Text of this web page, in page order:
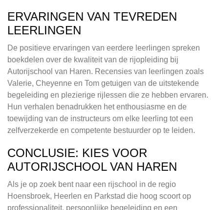
ERVARINGEN VAN TEVREDEN
LEERLINGEN
De positieve ervaringen van eerdere leerlingen spreken
boekdelen over de kwaliteit van de rijopleiding bij
Autorijschool van Haren. Recensies van leerlingen zoals
Valerie, Cheyenne en Tom getuigen van de uitstekende
begeleiding en plezierige rijlessen die ze hebben ervaren.
Hun verhalen benadrukken het enthousiasme en de
toewijding van de instructeurs om elke leerling tot een
zelfverzekerde en competente bestuurder op te leiden.
CONCLUSIE: KIES VOOR
AUTORIJSCHOOL VAN HAREN
Als je op zoek bent naar een rijschool in de regio
Hoensbroek, Heerlen en Parkstad die hoog scoort op
professionaliteit, persoonlijke begeleiding en een